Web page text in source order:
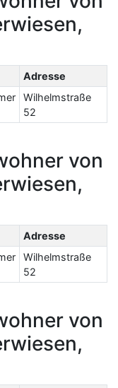
Adresse
Wilhelmstraße
52
von
Adresse
Wilhelmstraße
52
von